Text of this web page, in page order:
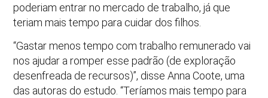
poderiam entrar no mercado de trabalho, já que
teriam mais tempo para cuidar dos filhos.
“Gastar menos tempo com trabalho remunerado vai
nos ajudar a romper esse padrão (de exploração
desenfreada de recursos)”, disse Anna Coote, uma
das autoras do estudo. “Teríamos mais tempo para